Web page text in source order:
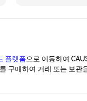
플랫폼으로 이동하여
구매하여 거래 또는 보관